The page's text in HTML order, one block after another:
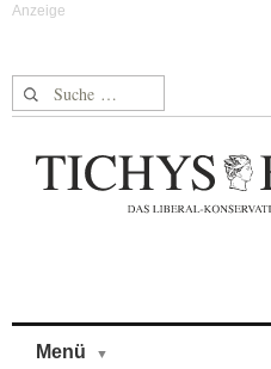
Suche nach:
Menü